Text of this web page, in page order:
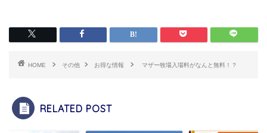
HOME その他 お得な情報 マザー牧場入場料がなんと無料！？
RELATED POST